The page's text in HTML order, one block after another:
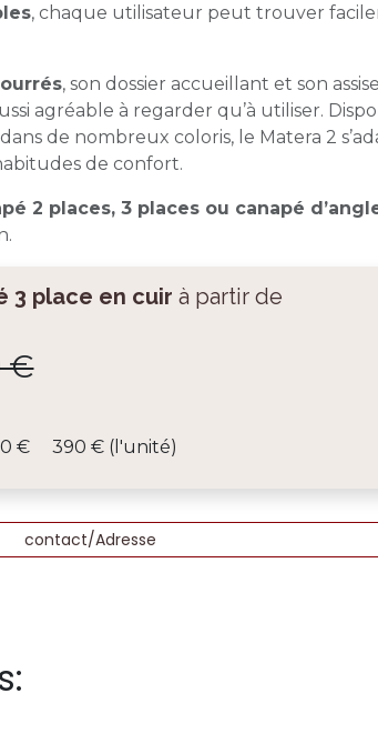
, chaque utilisateur peut trouver
, son dossier accueillant et son
agréable à regarder qu’à utiliser.
dans de nombreux coloris, le Matera 2
de confort.
2 places, 3 places ou canapé
3 place en cuirà partir de
€
€ 390 € (l'unité)
contact/Adresse